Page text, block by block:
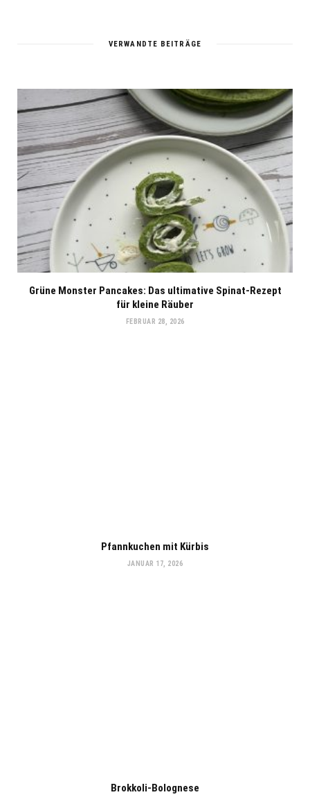
e
VERWANDTE BEITRÄGE
Grüne Monster Pancakes: Das ultimative Spinat-Rezept
für kleine Räuber
FEBRUAR 28, 2026
Pfannkuchen mit Kürbis
JANUAR 17, 2026
Brokkoli-Bolognese